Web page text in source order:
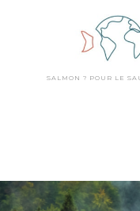
SALMON ? POUR LE